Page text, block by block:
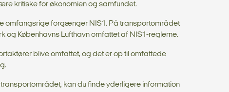
kritiske for økonomien og samfundet.
omfangsrige forgænger NIS1. På transportområdet
og Københavns Lufthavn omfattet af NIS1-reglerne.
blive omfattet, og det er op til omfattede
kan du finde yderligere information